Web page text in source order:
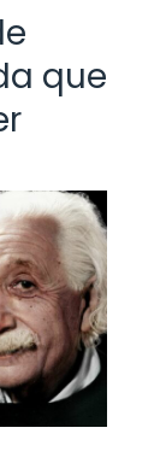
que